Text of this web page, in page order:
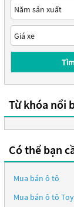
Từ khóa nổi
Có thể bạn
Mua bán ô tô
Mua bán ô tô